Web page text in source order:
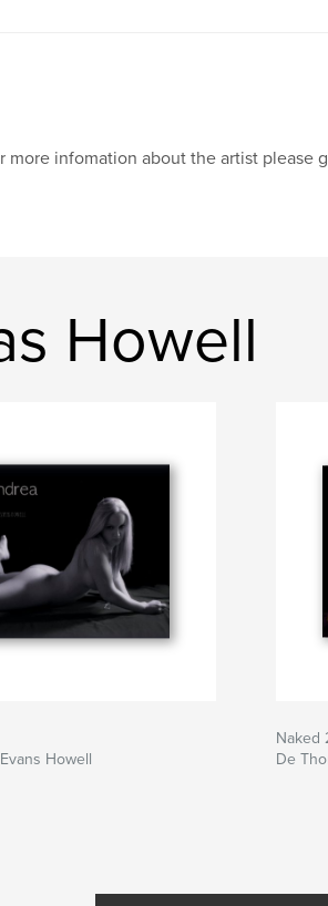
more infomation about the artist please
Howell
Howell
Naked
De